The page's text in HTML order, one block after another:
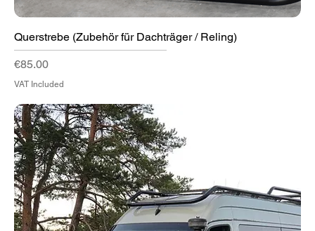
Querstrebe (Zubehör für Dachträger / Reling)
Price
€85.00
VAT Included